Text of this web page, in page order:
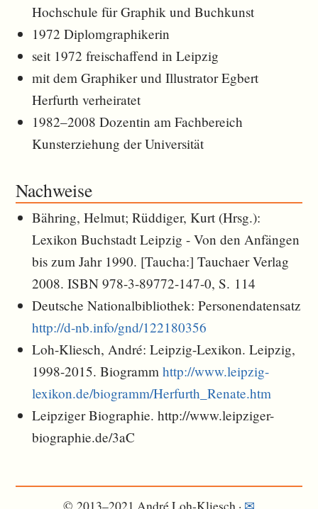
Hochschule für Graphik und Buchkunst
1972 Diplomgraphikerin
seit 1972 freischaffend in Leipzig
mit dem Graphiker und Illustrator Egbert
Herfurth verheiratet
1982–2008 Dozentin am Fachbereich
Kunsterziehung der Universität
Nachweise
Bähring, Helmut; Rüddiger, Kurt (Hrsg.):
Lexikon Buchstadt Leipzig - Von den Anfängen
bis zum Jahr 1990. [Taucha:] Tauchaer Verlag
2008. ISBN 978-3-89772-147-0, S. 114
Deutsche Nationalbibliothek: Personendatensatz
http://d-nb.info/gnd/122180356
Loh-Kliesch, André: Leipzig-Lexikon. Leipzig,
1998-2015. Biogrammhttp://www.leipzig-
lexikon.de/biogramm/Herfurth_Renate.htm
Leipziger Biographie. http://www.leipziger-
biographie.de/3aC
© 2013–2021 André Loh-Kliesch · ✉︎